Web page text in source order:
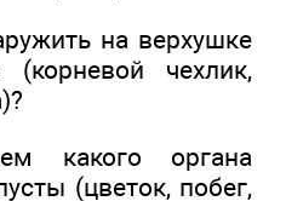
на верхушке
чехлик,
какого органа
(цветок, побег,